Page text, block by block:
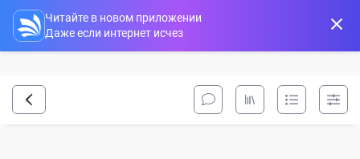
Читайте в новом приложении
Даже если интернет исчез